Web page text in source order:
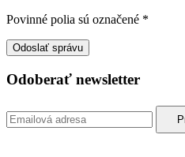
Povinné polia sú označené *
Odoberať newsletter